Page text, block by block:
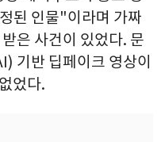
된 인물"이라며 가짜
은 사건이 있었다. 문
기반 딥페이크 영상이
었다.